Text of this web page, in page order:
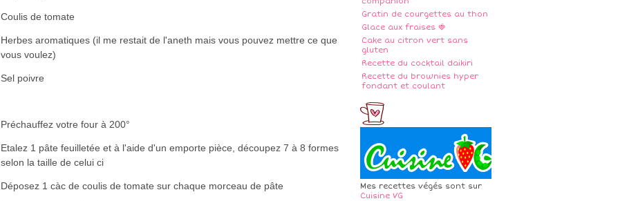
Gratin de courgettes au thon
Glace aux fraises 🍓
Cake au citron vert sans
gluten
Recette du cocktail daikiri
Recette du brownies hyper
fondant et coulant
Mes recettes végés sont sur
Cuisine VG
Coulis de tomate
Herbes aromatiques (il me restait de l'aneth mais vous pouvez mettre ce que
vous voulez)
Sel poivre
Préchauffez votre four à 200°
Etalez 1 pâte feuilletée et à l'aide d'un emporte pièce, découpez 7 à 8 formes
selon la taille de celui ci
Déposez 1 càc de coulis de tomate sur chaque morceau de pâte